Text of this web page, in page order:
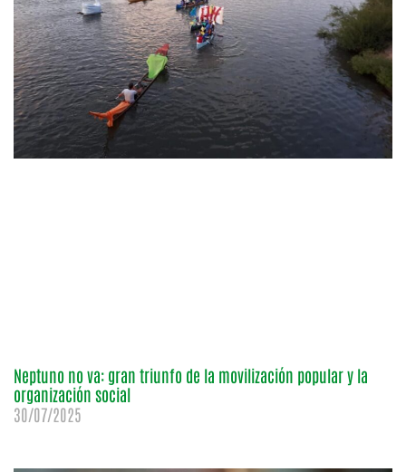
Neptuno no va: gran triunfo de la movilización popular y la
organización social
30/07/2025